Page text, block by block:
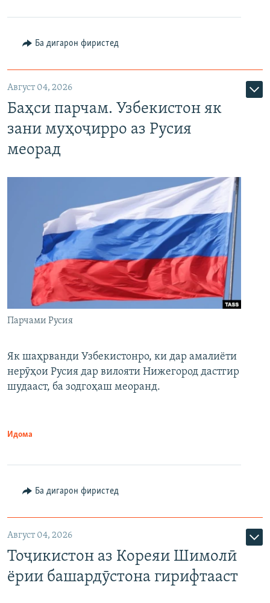
Ба дигарон фиристед
Август 04, 2026
Баҳси парчам. Узбекистон як
зани муҳоҷирро аз Русия
меорад
Парчами Русия
Як шаҳрванди Узбекистонро, ки дар амалиёти
нерӯҳои Русия дар вилояти Нижегород дастгир
шудааст, ба зодгоҳаш меоранд.
Идома
Ба дигарон фиристед
Август 04, 2026
Тоҷикистон аз Кореяи Шимолӣ
ёрии башардӯстона гирифтааст